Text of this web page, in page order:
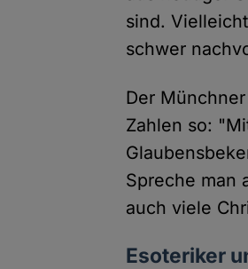
sind.
schwer
Der
Zahlen so:
Spreche man
auch viele
Esoteriker